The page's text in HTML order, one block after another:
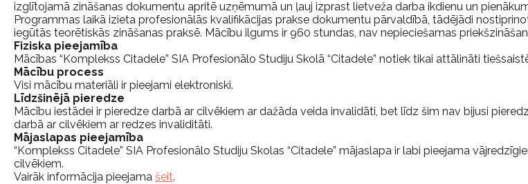
izglītojamā zināšanas dokumentu apritē uzņēmumā un ļauj izprast lietveža darba ikdienu un
Programmas laikā izieta profesionālās kvalifikācijas prakse dokumentu pārvaldībā, tādējādi
iegūtās teorētiskās zināšanas praksē. Mācību ilgums ir 960 stundas, nav nepieciešamas
Fiziska pieejamība
Mācības “Komplekss Citadele” SIA Profesionālo Studiju Skolā “Citadele” notiek tikai attālināti
Mācību process
Visi mācību materiāli ir pieejami elektroniski.
Līdzšinējā pieredze
Mācību iestādei ir pieredze darbā ar cilvēkiem ar dažāda veida invalidāti, bet līdz šim nav bijusi
darbā ar cilvēkiem ar redzes invaliditāti.
Mājaslapas pieejamība
“Komplekss Citadele” SIA Profesionālo Studiju Skolas “Citadele” mājaslapa ir labi pieejama
cilvēkiem.
Vairāk informācija pieejama šeit.